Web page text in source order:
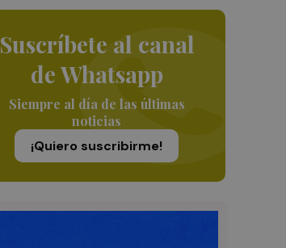
Suscríbete al canal
de Whatsapp
Siempre al día de las últimas
noticias
¡Quiero suscribirme!